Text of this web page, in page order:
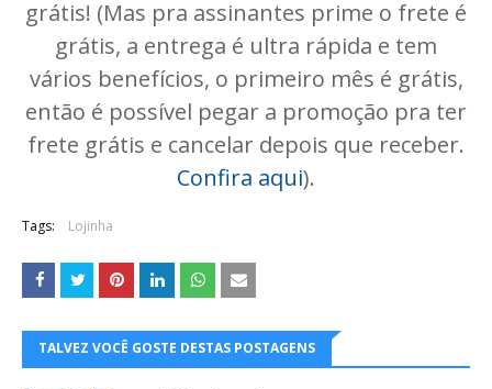
grátis! (Mas pra assinantes prime o frete é
grátis, a entrega é ultra rápida e tem
vários benefícios, o primeiro mês é grátis,
então é possível pegar a promoção pra ter
frete grátis e cancelar depois que receber.
Confira aqui).
Tags: Lojinha
TALVEZ VOCÊ GOSTE DESTAS POSTAGENS